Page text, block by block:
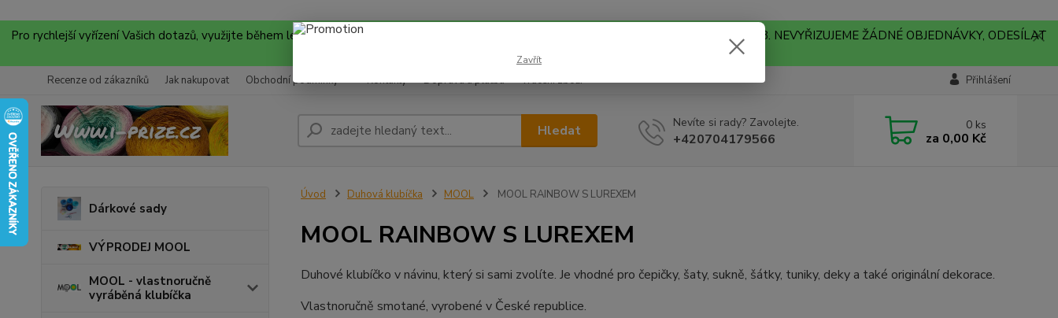
Pro rychlejší vyřízení Vašich dotazů, využijte během letních prázdnin náš email info@i-prize.cz. Děkujeme. !!! POZOR ZMĚNA !!! V PONDĚLÍ 10.8. NEVYŘIZUJEME ŽÁDNÉ OBJEDNÁVKY, ODESÍLAT
Recenze od zákazníků Jak nakupovat Obchodní podmínky Kontakty Doprava a platba Vrácení zboží Přihlášení
Hledat Nevíte si rady? Zavolejte.
+420704179566
0 ks
za 0,00 Kč
Dárkové sady
VÝPRODEJ MOOL
MOOL - vlastnoručně
vyráběná klubíčka
Úvod Duhová klubíčka MOOL MOOL RAINBOW S LUREXEM
MOOL RAINBOW S LUREXEM
Duhové klubíčko v návinu, který si sami zvolíte. Je vhodné pro čepičky, šaty, sukně, šátky, tuniky, deky a také originální dekorace.
Vlastnoručně smotané, vyrobené v České republice.
Zavřít